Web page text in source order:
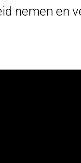
nemen en